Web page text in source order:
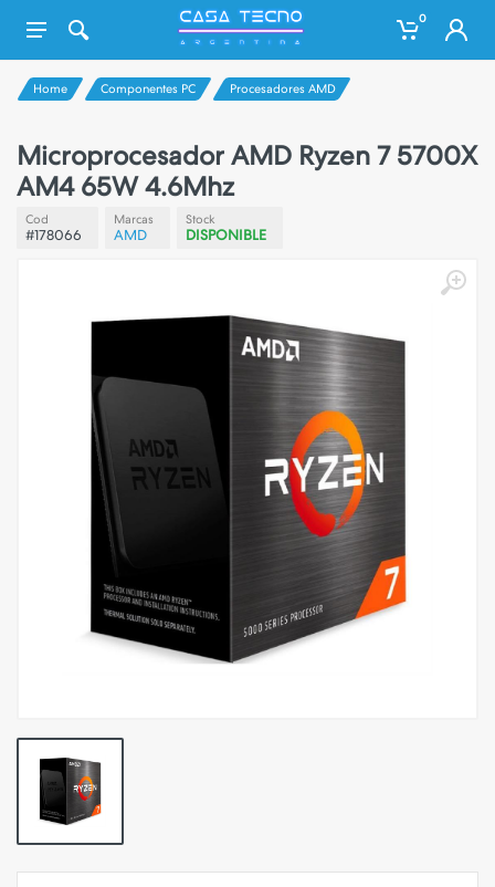
0
Home Componentes PC Procesadores AMD
Microprocesador AMD Ryzen 7 5700X
AM4 65W 4.6Mhz
Cod
#178066
Marcas
AMD
Stock
DISPONIBLE